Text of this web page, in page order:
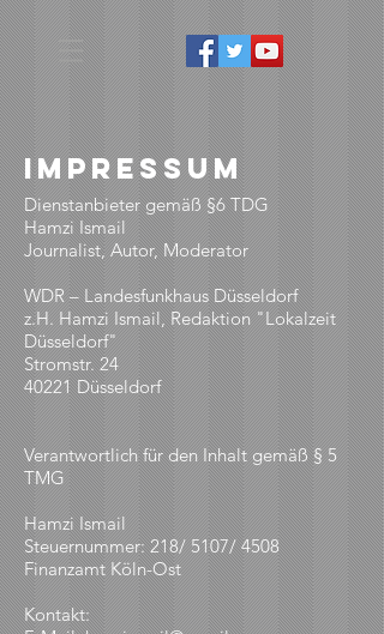
Impressum
Dienstanbieter gemäß §6 TDG
Hamzi Ismail
Journalist, Autor, Moderator
WDR – Landesfunkhaus Düsseldorf
z.H. Hamzi Ismail, Redaktion "Lokalzeit
Düsseldorf"
Stromstr. 24
40221 Düsseldorf
Verantwortlich für den Inhalt gemäß § 5
TMG
Hamzi Ismail
Steuernummer: 218/ 5107/ 4508
Finanzamt Köln-Ost
Kontakt: